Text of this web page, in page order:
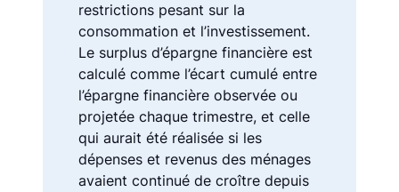
restrictions pesant sur la
consommation et l’investissement.
Le surplus d’épargne financière est
calculé comme l’écart cumulé entre
l’épargne financière observée ou
projetée chaque trimestre, et celle
qui aurait été réalisée si les
dépenses et revenus des ménages
avaient continué de croître depuis